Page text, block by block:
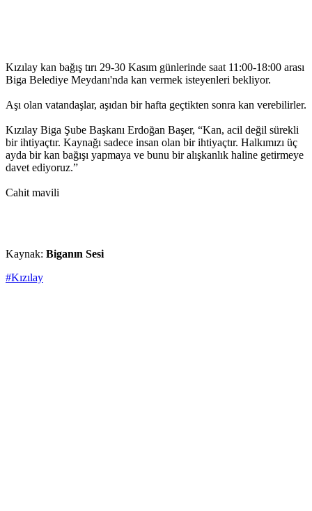
Kızılay kan bağış tırı 29-30 Kasım günlerinde saat 11:00-18:00 arası
Biga Belediye Meydanı'nda kan vermek isteyenleri bekliyor.
Aşı olan vatandaşlar, aşıdan bir hafta geçtikten sonra kan verebilirler.
Kızılay Biga Şube Başkanı Erdoğan Başer, “Kan, acil değil sürekli
bir ihtiyaçtır. Kaynağı sadece insan olan bir ihtiyaçtır. Halkımızı üç
ayda bir kan bağışı yapmaya ve bunu bir alışkanlık haline getirmeye
davet ediyoruz.”
Cahit mavili
Kaynak: Biganın Sesi
#Kızılay